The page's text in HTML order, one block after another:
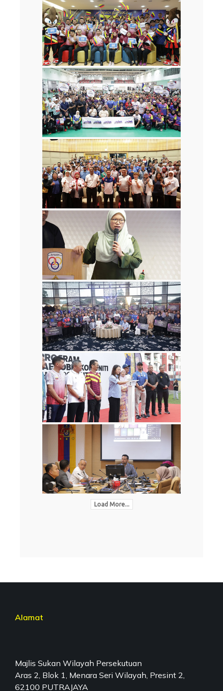
Load More...
Alamat
Majlis Sukan Wilayah Persekutuan
Aras 2, Blok 1, Menara Seri Wilayah, Presint 2,
62100 PUTRAJAYA